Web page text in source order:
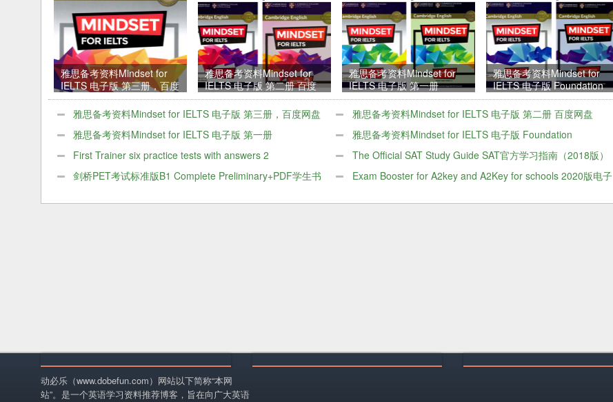
雅思备考资料Mindset for
IELTS 电子版 第三册，百度
网盘PDF
雅思备考资料Mindset for
IELTS 电子版 第二册 百度
网盘PDF
雅思备考资料Mindset for
IELTS 电子版 第一册
雅思备考资料Mindset for
IELTS 电子版 Foundation
雅思备考资料Mindset for IELTS 电子版 第三册，百度网盘
PDF
雅思备考资料Mindset for IELTS 电子版 第二册 百度网盘
PDF
雅思备考资料Mindset for IELTS 电子版 第一册
雅思备考资料Mindset for IELTS 电子版 Foundation
First Trainer six practice tests with answers 2
The Official SAT Study Guide SAT官方学习指南（2018版）
英文原版
剑桥PET考试标准版B1 Complete Preliminary+PDF学生书
Exam Booster for A2key and A2Key for schools 2020版电子
动必乐（www.dobefun.com）网站以下简称“本网
站”。是一个英语学习资料推荐博客，旨在向广大英语